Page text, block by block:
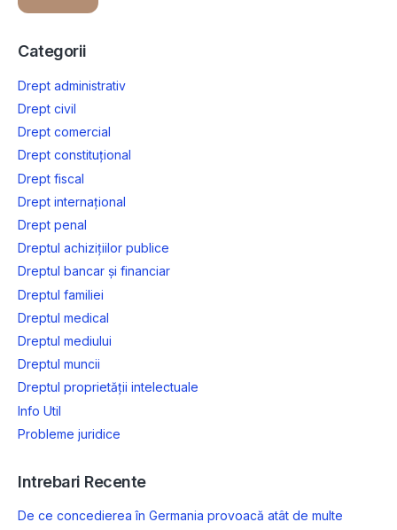
Categorii
Drept administrativ
Drept civil
Drept comercial
Drept constituțional
Drept fiscal
Drept internațional
Drept penal
Dreptul achizițiilor publice
Dreptul bancar și financiar
Dreptul familiei
Dreptul medical
Dreptul mediului
Dreptul muncii
Dreptul proprietății intelectuale
Info Util
Probleme juridice
Intrebari Recente
De ce concedierea în Germania provoacă atât de multe